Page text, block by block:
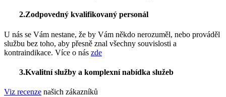
2.Zodpovedný kvalifikovaný personál
U nás se Vám nestane, že by Vám někdo nerozuměl, nebo prováděl
službu bez toho, aby přesně znal všechny souvislosti a
kontraindikace. Více o nás zde
3.Kvalitní služby a komplexní nabídka služeb
Viz recenze našich zákazníků